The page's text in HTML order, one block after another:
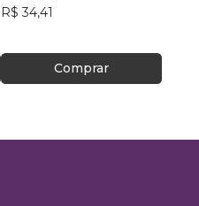
R$ 34,41
Comprar